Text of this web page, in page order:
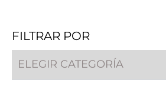
FILTRAR POR
ELEGIR CATEGORÍA